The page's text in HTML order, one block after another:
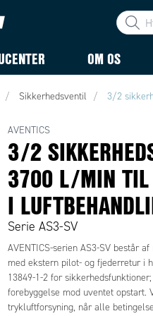
OM OS
Sikkerhedsventil 3/2
AVENTICS
3/2
3700 L/MIN TIL
I
Serie AS3-SV
AVENTICS-serien AS3-SV består
med ekstern pilot- og fjederretur i
13849-1-2 for
forebyggelse mod uventet opstart.
trykluftforsyning, når alle